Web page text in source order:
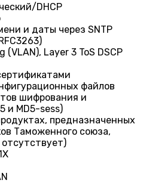
DHCP
и даты через SNTP
(VLAN), Layer 3 ToS DSCP
файлов
шифрования и
и MD5-sess)
предназначенных
Таможенного союза,